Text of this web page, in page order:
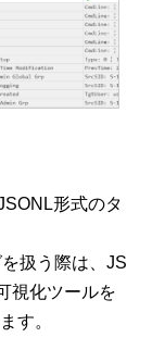
形式のタ
扱う際は、JS
視化ツールを
す。